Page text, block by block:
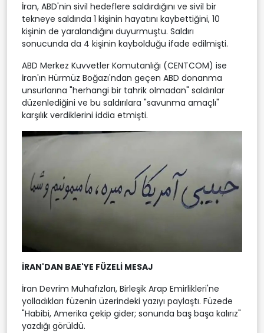
İran, ABD'nin sivil hedeflere saldırdığını ve sivil bir
tekneye saldırıda 1 kişinin hayatını kaybettiğini, 10
kişinin de yaralandığını duyurmuştu. Saldırı
sonucunda da 4 kişinin kaybolduğu ifade edilmişti.
ABD Merkez Kuvvetler Komutanlığı (CENTCOM) ise
İran'ın Hürmüz Boğazı'ndan geçen ABD donanma
unsurlarına "herhangi bir tahrik olmadan" saldırılar
düzenlediğini ve bu saldırılara "savunma amaçlı"
karşılık verdiklerini iddia etmişti.
İRAN'DAN BAE'YE FÜZELİ MESAJ
İran Devrim Muhafızları, Birleşik Arap Emirlikleri'ne
yolladıkları füzenin üzerindeki yazıyı paylaştı. Füzede
"Habibi, Amerika çekip gider; sonunda baş başa kalırız"
yazdığı görüldü.